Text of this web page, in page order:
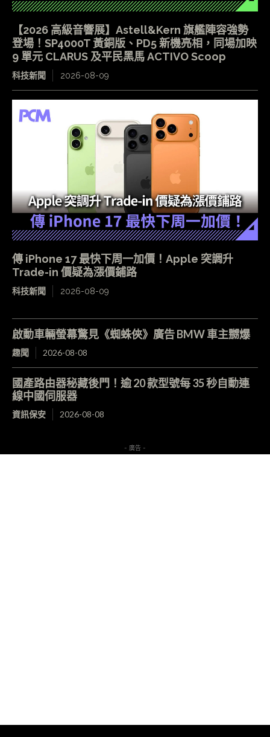
【2026 高級音響展】Astell&Kern 旗艦陣容強勢
登場！SP4000T 黃銅版、PD5 新機亮相，同場加映
9 單元 CLARUS 及平民黑馬 ACTIVO Scoop
科技新聞 2026-08-09
傳 iPhone 17 最快下周一加價！Apple 突調升
Trade-in 價疑為漲價鋪路
科技新聞 2026-08-09
啟動車輛螢幕驚見《蜘蛛俠》廣告 BMW 車主嬲爆
趣聞 2026-08-08
國產路由器秘藏後門！逾 20 款型號每 35 秒自動連
線中國伺服器
資訊保安 2026-08-08
- 廣告 -